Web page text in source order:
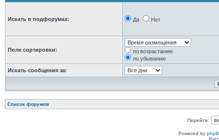
Искать в подфорумах: Да Нет
Поле сортировки:
по возрастанию
по убыванию
Искать сообщения за:
Список форумов
Перейти:
Powered by